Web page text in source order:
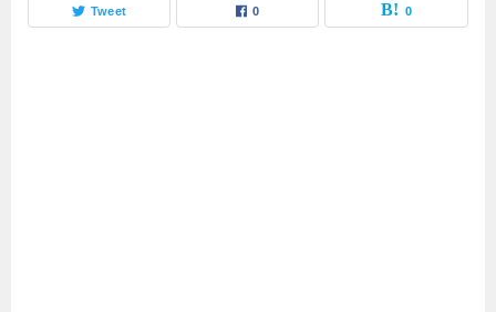
Tweet 0 0